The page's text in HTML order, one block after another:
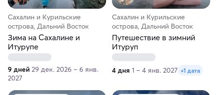
Сахалин и Курильские
острова, Дальний Восток
Зима на Сахалине и
Итурупе
9 дней 29 дек. 2026 – 6 янв.
2027
Сахалин и Курильские
острова, Дальний Восток
Путешествие в зимний
Итуруп
4 дня 1 – 4 янв. 2027 +1 дата